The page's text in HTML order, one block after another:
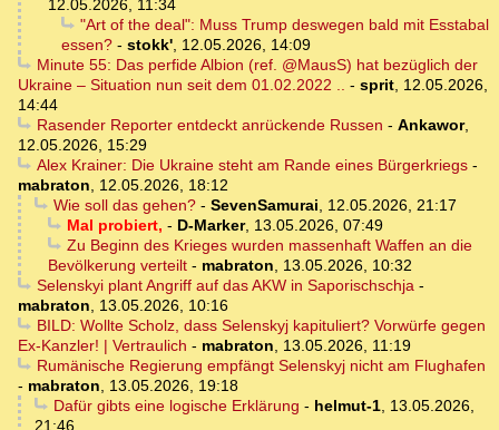
12.05.2026, 11:34
"Art of the deal": Muss Trump deswegen bald mit Esstabal
essen? - stokk', 12.05.2026, 14:09
Minute 55: Das perfide Albion (ref. @MausS) hat bezüglich der
Ukraine – Situation nun seit dem 01.02.2022 .. - sprit, 12.05.2026,
14:44
Rasender Reporter entdeckt anrückende Russen - Ankawor,
12.05.2026, 15:29
Alex Krainer: Die Ukraine steht am Rande eines Bürgerkriegs-
mabraton, 12.05.2026, 18:12
Wie soll das gehen?- SevenSamurai, 12.05.2026, 21:17
Mal probiert, - D-Marker, 13.05.2026, 07:49
Zu Beginn des Krieges wurden massenhaft Waffen an die
Bevölkerung verteilt - mabraton, 13.05.2026, 10:32
Selenskyi plant Angriff auf das AKW in Saporischschja-
mabraton, 13.05.2026, 10:16
BILD: Wollte Scholz, dass Selenskyj kapituliert? Vorwürfe gegen
Ex-Kanzler! | Vertraulich - mabraton, 13.05.2026, 11:19
Rumänische Regierung empfängt Selenskyj nicht am Flughafen
- mabraton, 13.05.2026, 19:18
Dafür gibts eine logische Erklärung - helmut-1, 13.05.2026,
21:46